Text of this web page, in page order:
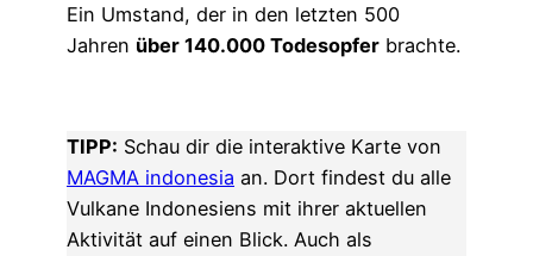
Ein Umstand, der in den letzten 500
Jahren über 140.000 Todesopfer brachte.
TIPP: Schau dir die interaktive Karte von
MAGMA indonesia an. Dort findest du alle
Vulkane Indonesiens mit ihrer aktuellen
Aktivität auf einen Blick. Auch als